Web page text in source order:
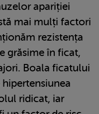
apariției
mai mulți factori
rezistența
grăsime în ficat,
Boala ficatului
hipertensiunea
ridicat, iar